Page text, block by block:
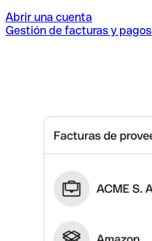
Abrir una cuenta
Gestión de facturas y